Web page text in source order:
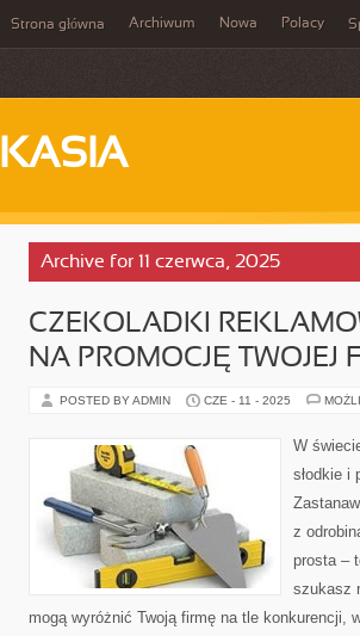
Strona główna Archiwum Nowa Polacy
KASIA
Archive for 11 czerwca, 2025
CZEKOLADKI
NA PROMOCJĘ TWOJEJ
POSTED BY ADMIN CZE - 11 - 2025
W
słodkie i
z
prosta –
szukasz
mogą wyróżnić Twoją firmę na tle konkurencji,